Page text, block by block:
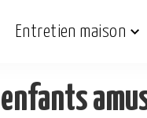
Entretien maison